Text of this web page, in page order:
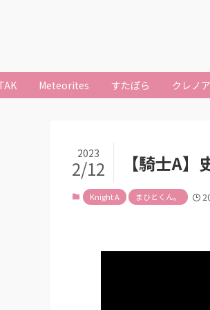
Meteorites すたぽら クレノア
【騎士A
2023
2/12
Knight A まひとくん。